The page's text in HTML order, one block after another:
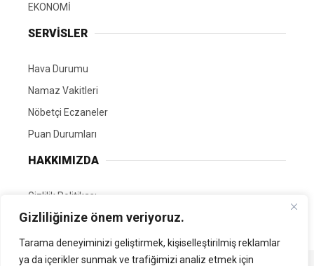
Gizliliğinize önem veriyoruz.
Tarama deneyiminizi geliştirmek, kişiselleştirilmiş reklamlar
ya da içerikler sunmak ve trafiğimizi analiz etmek için
EKONOMİ
SERVİSLER
Hava Durumu
Namaz Vakitleri
Nöbetçi Eczaneler
Puan Durumları
HAKKIMIZDA
Gizlilik Politikası
GÖNÜLLÜ EDİTÖRÜMÜZ OL